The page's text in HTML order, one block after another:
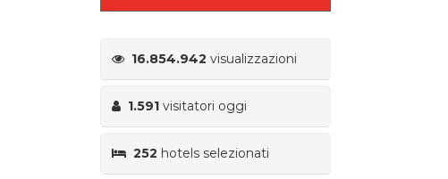
16.854.942 visualizzazioni
1.591 visitatori oggi
252 hotels selezionati